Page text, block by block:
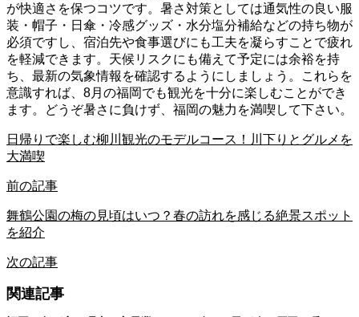
が快適さを保つコツです。暑さ対策としては通気性の良い服
装・帽子・日傘・冷感グッズ・水分塩分補給などの持ち物が
必須ですし、宿泊先や食事選びにも工夫を凝らすことで疲れ
を軽減できます。天候リスクにも備えて予定には余裕を持
ち、最新の気象情報を確認するようにしましょう。これらを
意識すれば、8月の福岡でも観光を十分に楽しむことができ
ます。どうぞ暑さに負けず、福岡の魅力を満喫して下さい。
日帰りで楽しむ柳川観光のモデルコース！川下りとグルメを
大満喫
前の記事
舞鶴公園の梅の見頃はいつ？春の訪れを感じる絶景スポット
を紹介
次の記事
関連記事